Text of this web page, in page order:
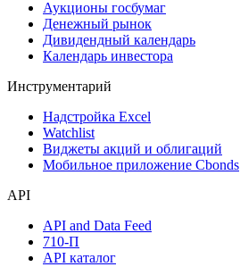
Аукционы госбумаг
Денежный рынок
Дивидендный календарь
Календарь инвестора
Инструментарий
Надстройка Excel
Watchlist
Виджеты акций и облигаций
Мобильное приложение Cbonds
API
API and Data Feed
710-П
API каталог